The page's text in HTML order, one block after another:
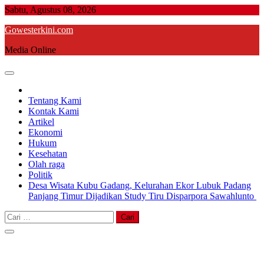
Skip
content
Sabtu, Agustus 08, 2026
Gowesterkini.com
Media Online
Tentang Kami
Kontak Kami
Artikel
Ekonomi
Hukum
Kesehatan
Olah raga
Politik
Desa Wisata Kubu Gadang, Kelurahan Ekor Lubuk Padang
Panjang Timur Dijadikan Study Tiru Disparpora Sawahlunto
Cari
untuk: